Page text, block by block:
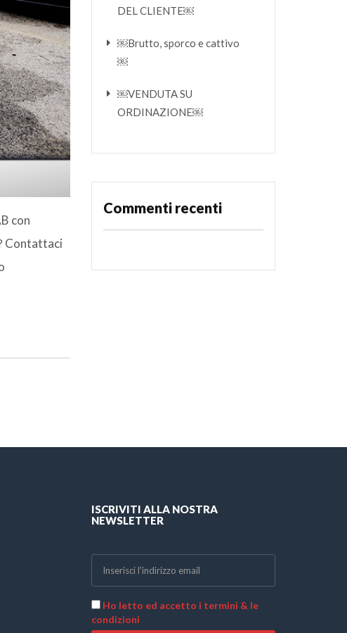
con
Contattaci
DEL CLIENTE￼
￼Brutto, sporco e cattivo
￼
￼VENDUTA SU
ORDINAZIONE￼
Commenti recenti
ISCRIVITI ALLA NOSTRA
NEWSLETTER
Ho letto ed accetto i termini & le
condizioni